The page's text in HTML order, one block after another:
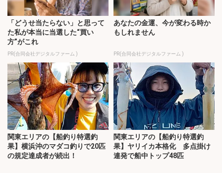
「どうせ当たらない」と思って
た私が本当に当選した“買い
方”がこれ
PR(合同会社デジタルファーム )
あなたの金運、今が変わる時か
もしれません
PR(合同会社デジタルファーム )
関東エリアの【船釣り特選釣
果】横浜沖のマダコ釣りで20匹
の規定達成者が続出！
関東エリアの【船釣り特選釣
果】ヤリイカ本格化 多点掛け
連発で船中トップ48匹